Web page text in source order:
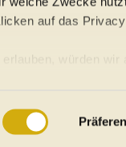
auf das
erlauben, würden wir
darüber, wie